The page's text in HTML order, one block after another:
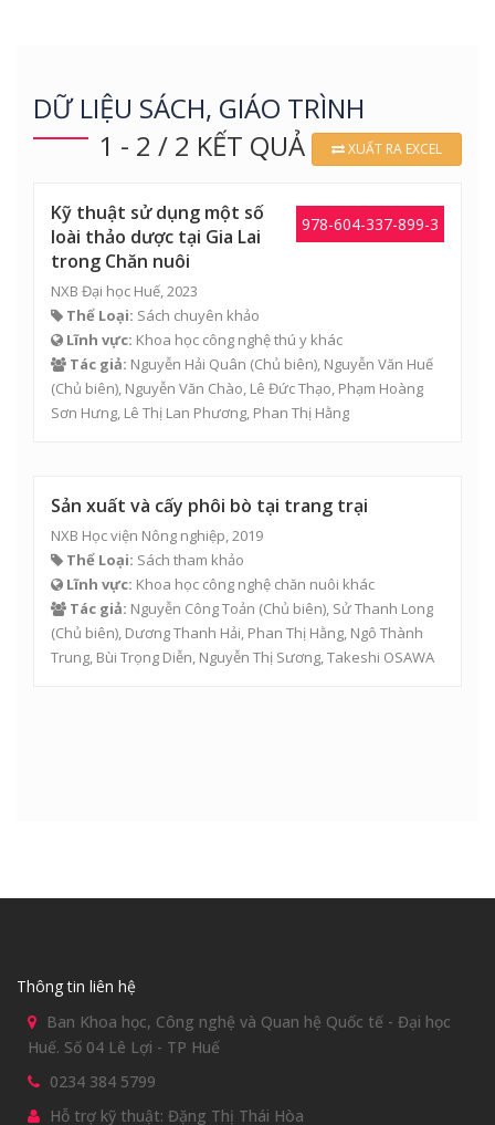
DỮ LIỆU SÁCH, GIÁO TRÌNH
1 - 2 / 2 KẾT QUẢ
XUẤT RA EXCEL
978-604-337-899-3
Kỹ thuật sử dụng một số
loài thảo dược tại Gia Lai
trong Chăn nuôi
NXB Đại học Huế, 2023
Thể Loại: Sách chuyên khảo
Lĩnh vực: Khoa học công nghệ thú y khác
Tác giả: Nguyễn Hải Quân (Chủ biên), Nguyễn Văn Huế
(Chủ biên), Nguyễn Văn Chào, Lê Đức Thạo, Phạm Hoàng
Sơn Hưng, Lê Thị Lan Phương, Phan Thị Hằng
Sản xuất và cấy phôi bò tại trang trại
NXB Học viện Nông nghiệp, 2019
Thể Loại: Sách tham khảo
Lĩnh vực: Khoa học công nghệ chăn nuôi khác
Tác giả: Nguyễn Công Toản (Chủ biên), Sử Thanh Long
(Chủ biên), Dương Thanh Hải, Phan Thị Hằng, Ngô Thành
Trung, Bùi Trọng Diễn, Nguyễn Thị Sương, Takeshi OSAWA
Thông tin liên hệ
Ban Khoa học, Công nghệ và Quan hệ Quốc tế - Đại học
Huế. Số 04 Lê Lợi - TP Huế
0234 384 5799
Hỗ trợ kỹ thuật: Đặng Thị Thái Hòa